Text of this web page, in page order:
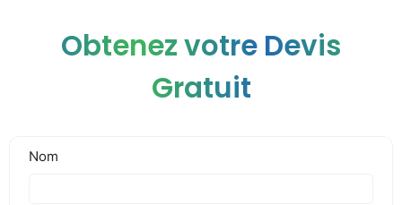
Obtenez votre Devis
Gratuit